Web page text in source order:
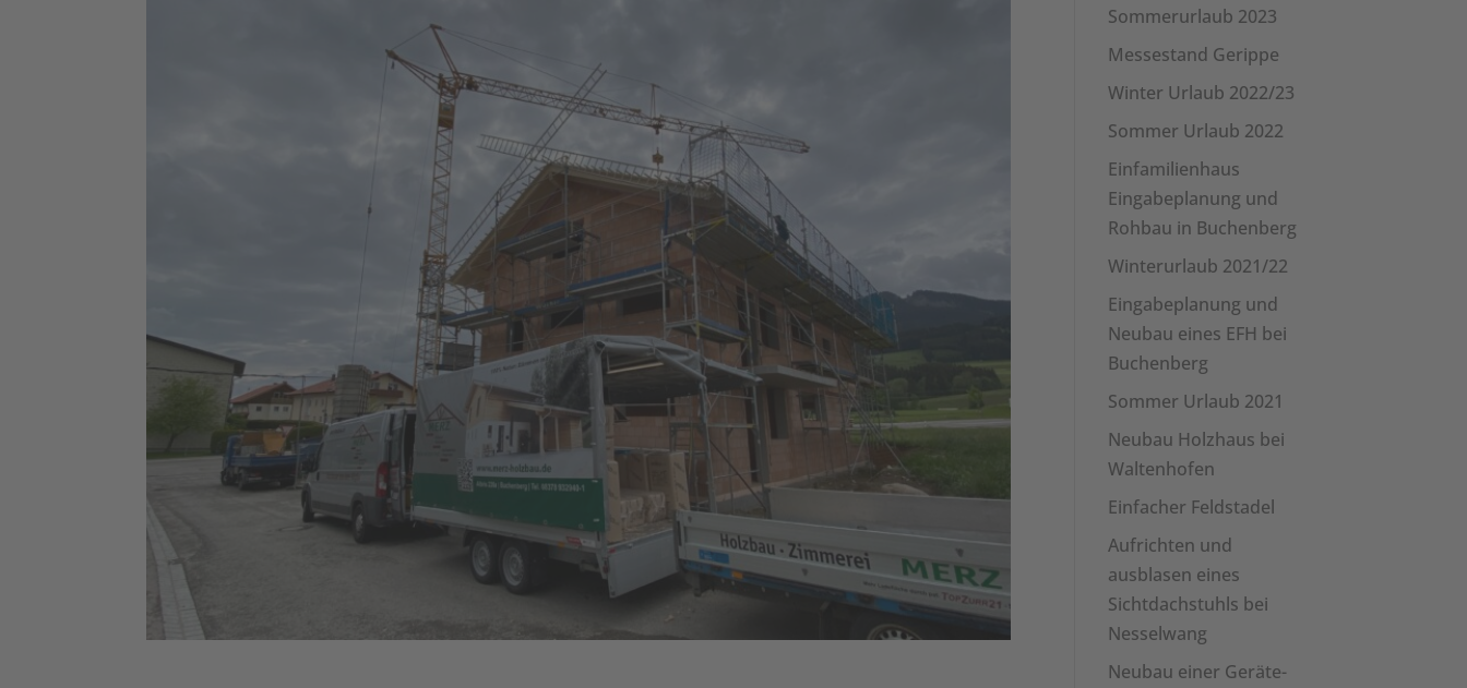
Sommerurlaub 2023
Messestand Gerippe
Winter Urlaub 2022/23
Sommer Urlaub 2022
Einfamilienhaus
Eingabeplanung und
Rohbau in Buchenberg
Winterurlaub 2021/22
Eingabeplanung und
Neubau eines EFH bei
Buchenberg
Sommer Urlaub 2021
Neubau Holzhaus bei
Waltenhofen
Einfacher Feldstadel
Aufrichten und
ausblasen eines
Sichtdachstuhls bei
Nesselwang
Neubau einer Geräte-